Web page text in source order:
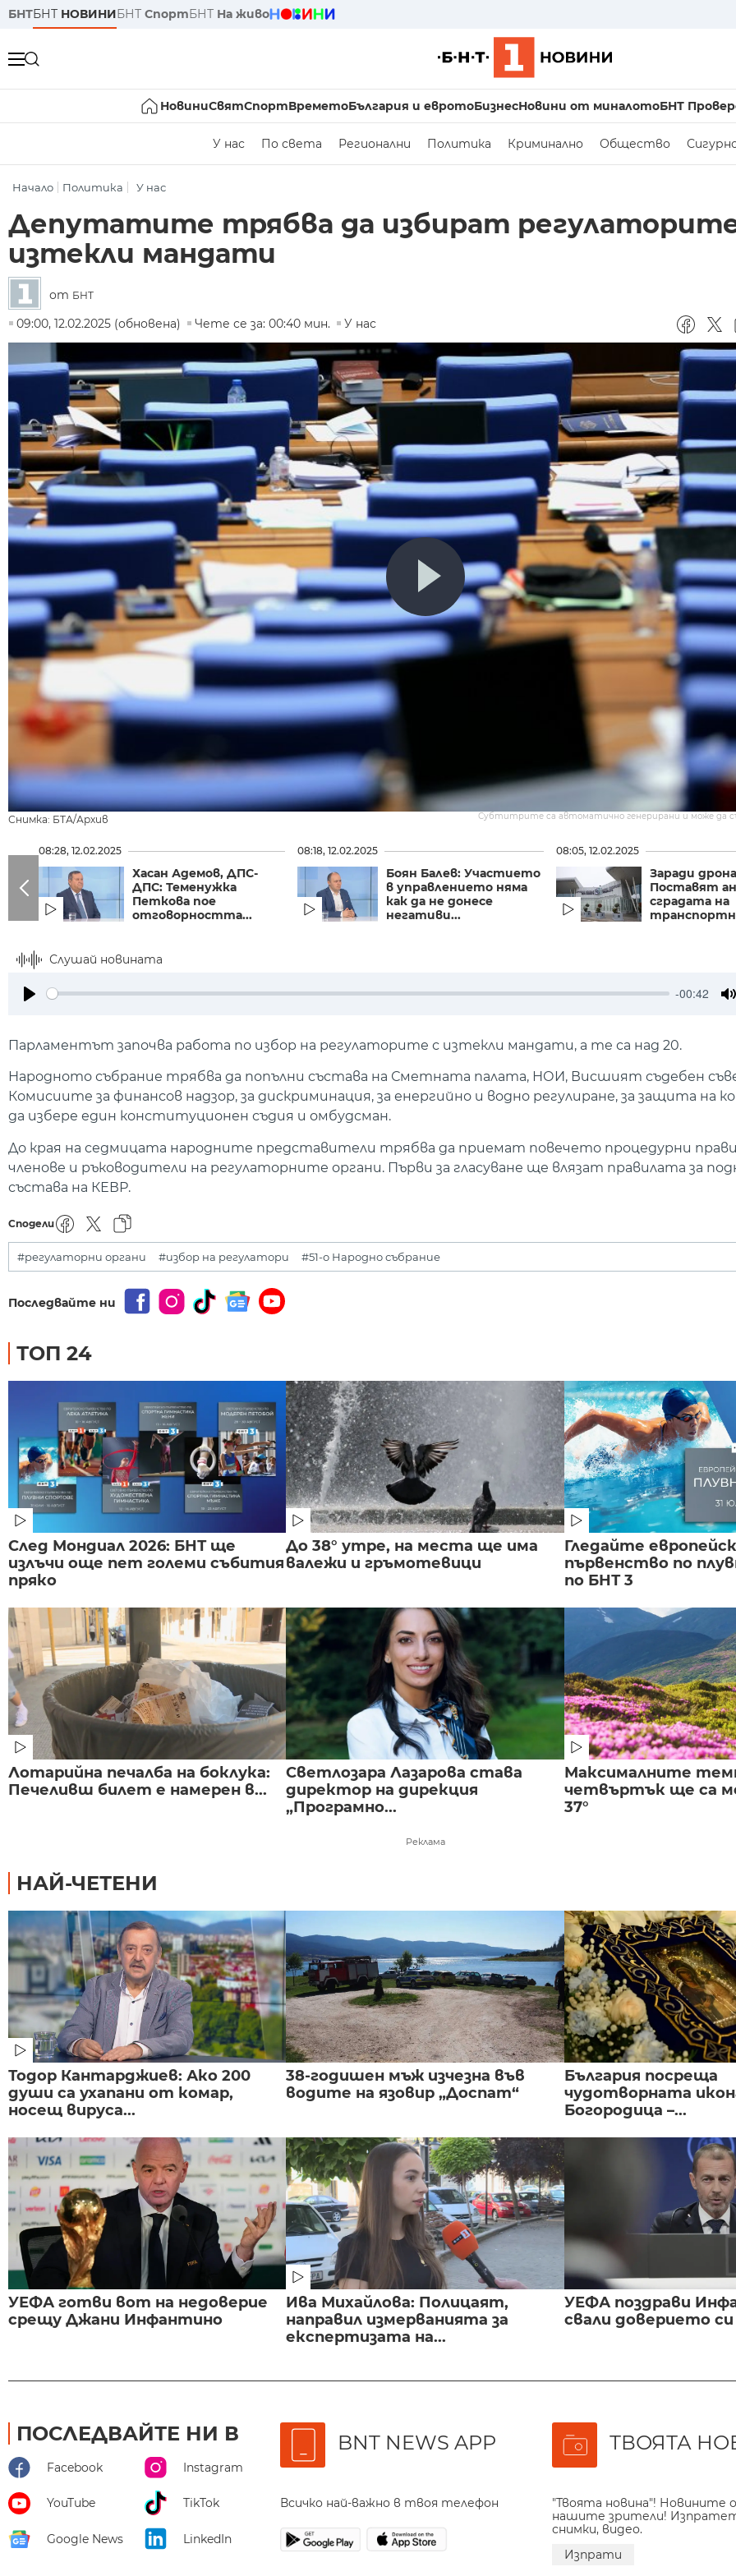
БНТБНТ НОВИНИБНТ СпортБНТ На живо
НовиниСвятСпортВреметоБългария и евротоБизнесНовини от миналотоБНТ
У нас По света Регионални Политика Криминално Общество
Начало Политика У нас
Депутатите трябва да избират
изтекли мандати
от БНТ
09:00, 12.02.2025 (обновена)
Чете се за: 00:40 мин. У нас
Снимка: БТА/Архив Субтитрите са автоматично генерирани и може да
08:28, 12.02.2025
Хасан Адемов, ДПС-
ДПС: Теменужка
Петкова пое
отговорността...
08:18, 12.02.2025
Боян Балев: Участието
в управлението няма
как да не донесе
негативи...
08:05, 12.02.2025
Заради
Поставят
сградата на
Слушай новината
-00:42
Парламентът започва работа по избор на регулаторите с изтекли мандати, а те са над 20.
Народното събрание трябва да попълни състава на Сметната палата, НОИ, Висшият съдебен
Комисиите за финансов надзор, за дискриминация, за енергийно и водно регулиране, за защита на
да избере един конституционен съдия и омбудсман.
До края на седмицата народните представители трябва да приемат повечето процедурни
членове и ръководители на регулаторните органи. Първи за гласуване ще влязат правилата за
състава на КЕВР.
Сподели
#регулаторни органи #избор на регулатори #51-о Народно събрание
Последвайте ни
ТОП 24
След Мондиал 2026: БНТ ще
излъчи още пет големи събития
пряко
До 38° утре, на места ще има
валежи и гръмотевици
Гледайте
първенство по
по БНТ 3
Лотарийна печалба на боклука:
Печеливш билет е намерен в...
Светлозара Лазарова става
директор на дирекция
„Програмно...
Максималните
четвъртък ще са
37°
Реклама
НАЙ-ЧЕТЕНИ
Тодор Кантарджиев: Ако 200
души са ухапани от комар,
носещ вируса...
38-годишен мъж изчезна във
водите на язовир „Доспат“
България посреща
чудотворната
Богородица –...
УЕФА готви вот на недоверие
срещу Джани Инфантино
Ива Михайлова: Полицаят,
направил измерванията за
експертизата на...
УЕФА поздрави
свали доверието
ПОСЛЕДВАЙТЕ НИ В
Facebook Instagram
YouTube TikTok
Google News LinkedIn
BNT NEWS APP
Всичко най-важно в твоя телефон
ТВОЯТА
"Твоята новина"! Новините
нашите зрители!
снимки, видео.
Изпрати